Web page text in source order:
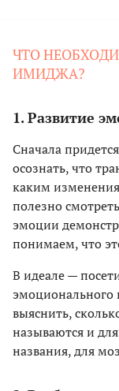
ЧТО
ИМИДЖА?
1. Развитие
Сначала
осознать, что
каким
полезно
эмоции
понимаем, что
В идеале —
эмоционального
выяснить,
называются и
названия, для